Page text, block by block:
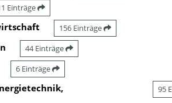
Einträge
156 Einträge
44 Einträge
6 Einträge
95